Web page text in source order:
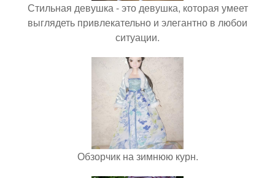
Стильная девушка - это девушка, которая умеет
выглядеть привлекательно и элегантно в любои
ситуации.
Обзорчик на зимнюю курн.